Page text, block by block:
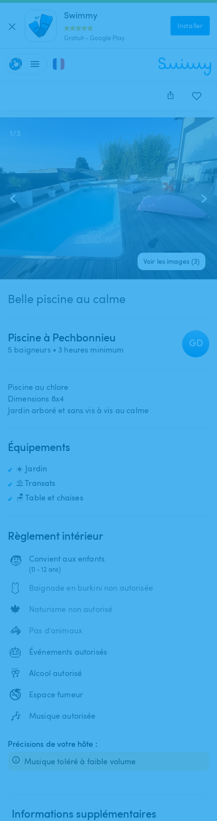
Swimmy
Gratuit - Google Play
Installer
Cette annonce est close et ne peut être réservée.
1/3
Voir les images (3)
Belle piscine au calme
Piscine à Pechbonnieu
5 baigneurs • 3 heures minimum
GD
Piscine au chlore
Dimensions 8x4
Jardin arboré et sans vis à vis au calme
Équipements
☀️ Jardin
⛱️ Transats
🪑 Table et chaises
Règlement intérieur
🧒 Convient aux enfants
(0 - 12 ans)
🩱 Baignade en burkini non autorisée
🍁 Naturisme non autorisé
🦓 Pas d'animaux
🎂 Événements autorisés
🥂 Alcool autorisé
🚭 Espace fumeur
🎶 Musique autorisée
Précisions de votre hôte :
Musique toléré à faible volume
Informations supplémentaires